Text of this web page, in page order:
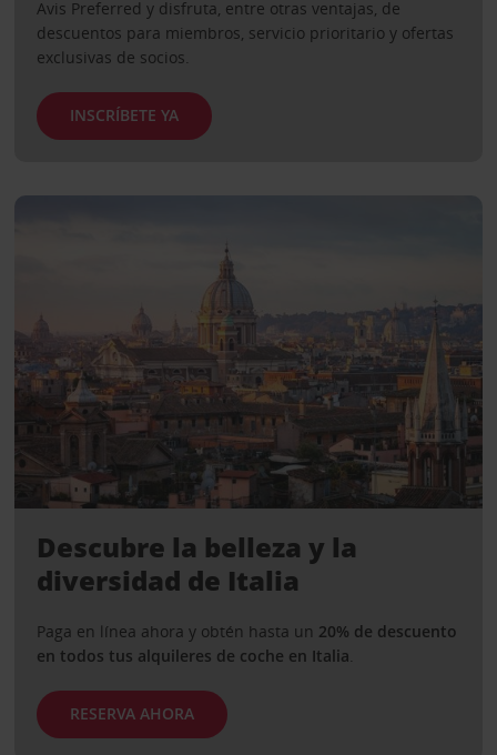
Avis Preferred y disfruta, entre otras ventajas, de
descuentos para miembros, servicio prioritario y ofertas
exclusivas de socios.
INSCRÍBETE YA
Descubre la belleza y la
diversidad de Italia
Paga en línea ahora y obtén hasta un 20% de descuento
en todos tus alquileres de coche en Italia
RESERVA AHORA